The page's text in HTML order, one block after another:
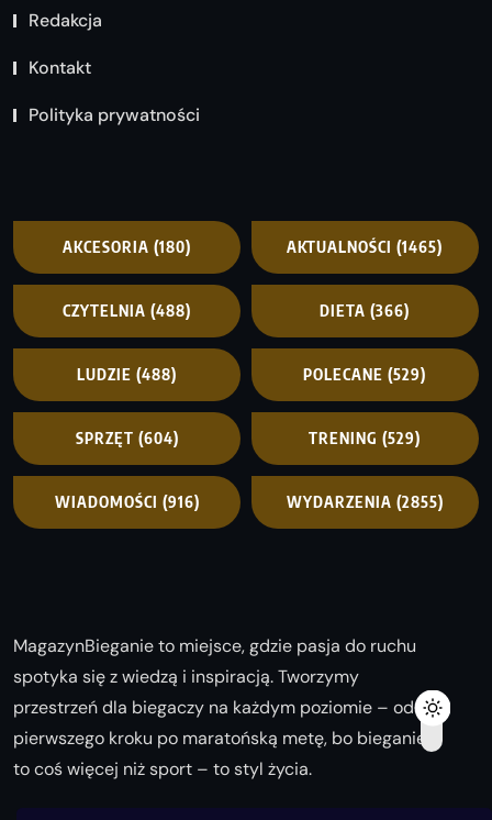
Redakcja
Kontakt
Polityka prywatności
AKCESORIA (180) AKTUALNOŚCI (1465)
CZYTELNIA (488) DIETA (366)
LUDZIE (488) POLECANE (529)
SPRZĘT (604) TRENING (529)
WIADOMOŚCI (916) WYDARZENIA (2855)
MagazynBieganie to miejsce, gdzie pasja do ruchu
spotyka się z wiedzą i inspiracją. Tworzymy
przestrzeń dla biegaczy na każdym poziomie – od
pierwszego kroku po maratońską metę, bo bieganie
to coś więcej niż sport – to styl życia.